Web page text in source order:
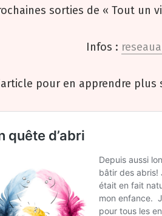
sorties de « Tout un
Infos :
pour en apprendre plus